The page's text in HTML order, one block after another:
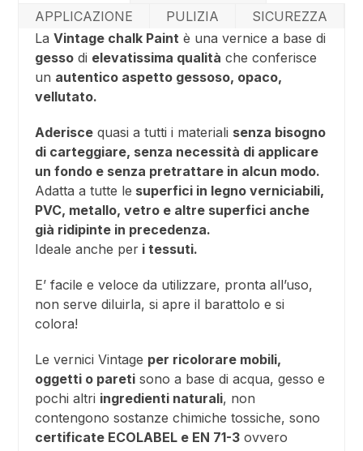
APPLICAZIONE
PULIZIA
SICUREZZA
LaVintage chalk Paint è una vernice a base di
gesso di elevatissima qualità che conferisce
un autentico aspetto gessoso, opaco,
vellutato.
Aderisce quasi a tutti i materiali senza bisogno
di carteggiare, senza necessità di applicare
un fondo e senza pretrattare in alcun modo.
Adatta a tutte le superfici in legno verniciabili,
PVC, metallo, vetro e altre superfici anche
già ridipinte in precedenza.
Ideale anche per i tessuti.
E’ facile e veloce da utilizzare, pronta all’uso,
non serve diluirla, si apre il barattolo e si
colora!
Le vernici Vintage per ricolorare mobili,
oggetti o pareti sono a base di acqua, gesso e
pochi altri ingredienti naturali, non
contengono sostanze chimiche tossiche, sono
certificate ECOLABEL e EN 71-3 ovvero